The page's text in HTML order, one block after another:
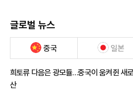
글로벌 뉴스
중국 일본
희토류 다음은 광모듈…중국이 움켜쥔 새
산